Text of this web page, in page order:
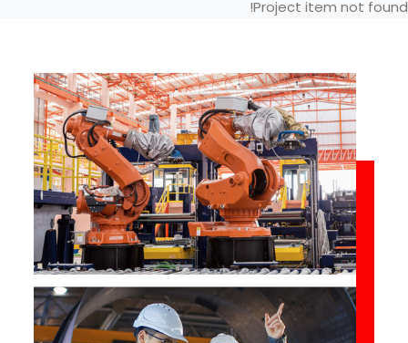
Project item not found!